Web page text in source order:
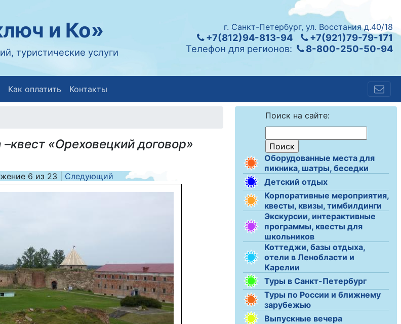
и Ко»
туристические услуги
г. Санкт-Петербург, ул. Восстания д.40/18
+7(812)94-813-94
+7(921)79-79-171
Телефон для регионов:
8-800-250-50-94
Как оплатить Контакты
Поиск на сайте:
Оборудованные места для
пикника, шатры, беседки
Детский отдых
Корпоративные мероприятия,
квесты, квизы, тимбилдинги
Экскурсии, интерактивные
программы, квесты для
школьников
Коттеджи, базы отдыха,
отели в Ленобласти и
Карелии
Туры в Санкт-Петербург
Туры по России и ближнему
зарубежью
Выпускные вечера
–квест «Ореховецкий договор»
6 из 23 Следующий